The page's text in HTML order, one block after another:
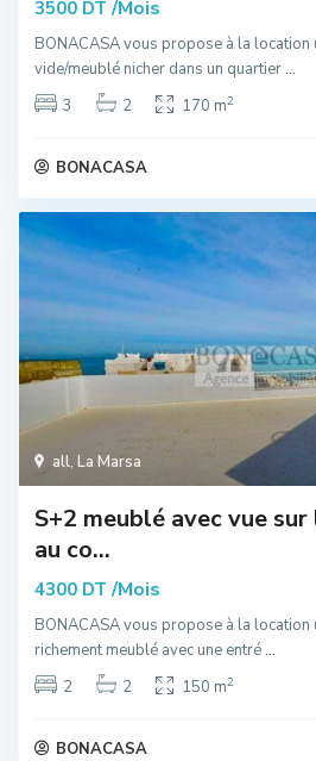
3500 DT /Mois
BONACASA vous propose à la
vide/meublé nicher dans un quartier...
3
2 170 m2
BONACASA
all, La Marsa
S+2 meublé avec vue
au co...
4300 DT /Mois
BONACASA vous propose à la
richement meublé avec une entré...
2
2 150 m2
BONACASA